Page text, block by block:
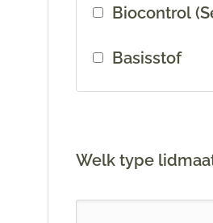
Biocontrol
Basisstof
Welk type